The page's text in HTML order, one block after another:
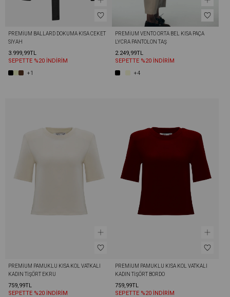
PREMIUM BALLARD DOKUMA KISA CEKET
SIYAH
3.999,99TL
SEPETTE %20 İNDİRİM
+1
PREMIUM VENTO ORTA BEL KISA PAÇA
LYCRA PANTOLON TAŞ
2.249,99TL
SEPETTE %20 İNDİRİM
+4
PREMIUM PAMUKLU KISA KOL VATKALI
KADIN TIŞÖRT EKRU
759,99TL
SEPETTE %20 İNDİRİM
PREMIUM PAMUKLU KISA KOL VATKALI
KADIN TIŞÖRT BORDO
759,99TL
SEPETTE %20 İNDİRİM